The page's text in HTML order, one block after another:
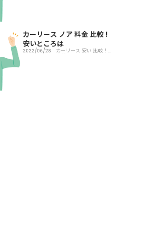
カーリース ノア 料金 比較 !
安いところは
2022/06/28 カーリース 安い 比較！
車種別